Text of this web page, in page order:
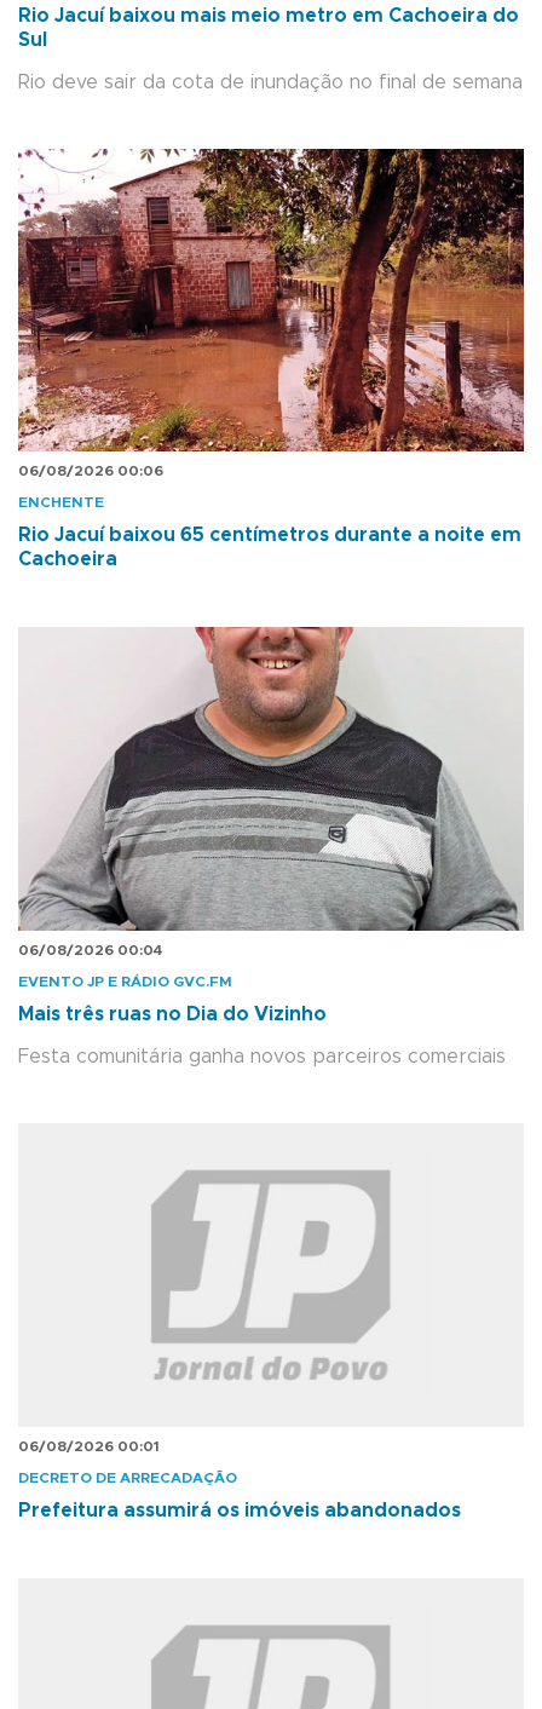
Rio Jacuí baixou mais meio metro em Cachoeira do
Sul
Rio deve sair da cota de inundação no final de semana
06/08/2026 00:06
ENCHENTE
Rio Jacuí baixou 65 centímetros durante a noite em
Cachoeira
06/08/2026 00:04
EVENTO JP E RÁDIO GVC.FM
Mais três ruas no Dia do Vizinho
Festa comunitária ganha novos parceiros comerciais
06/08/2026 00:01
DECRETO DE ARRECADAÇÃO
Prefeitura assumirá os imóveis abandonados